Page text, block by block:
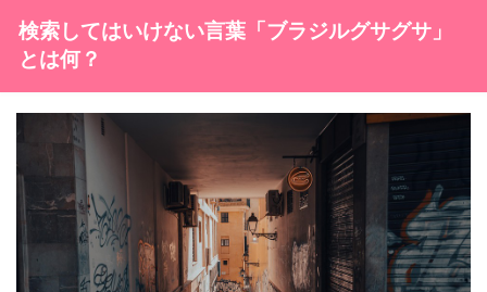
検索してはいけない言葉「ブラジルグサグサ」
とは何？